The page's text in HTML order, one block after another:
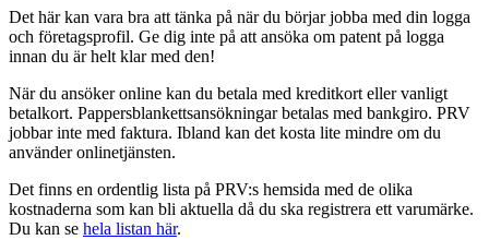
Det här kan vara bra att tänka på när du börjar jobba med din logga
och företagsprofil. Ge dig inte på att ansöka om patent på logga
innan du är helt klar med den!
När du ansöker online kan du betala med kreditkort eller vanligt
betalkort. Pappersblankettsansökningar betalas med bankgiro. PRV
jobbar inte med faktura. Ibland kan det kosta lite mindre om du
använder onlinetjänsten.
Det finns en ordentlig lista på PRV:s hemsida med de olika
kostnaderna som kan bli aktuella då du ska registrera ett varumärke.
Du kan se hela listan här.